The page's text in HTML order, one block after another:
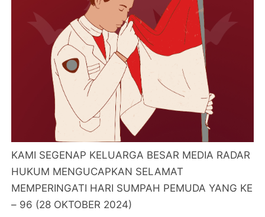
KAMI SEGENAP KELUARGA BESAR MEDIA RADAR
HUKUM MENGUCAPKAN SELAMAT
MEMPERINGATI HARI SUMPAH PEMUDA YANG KE
– 96 (28 OKTOBER 2024)